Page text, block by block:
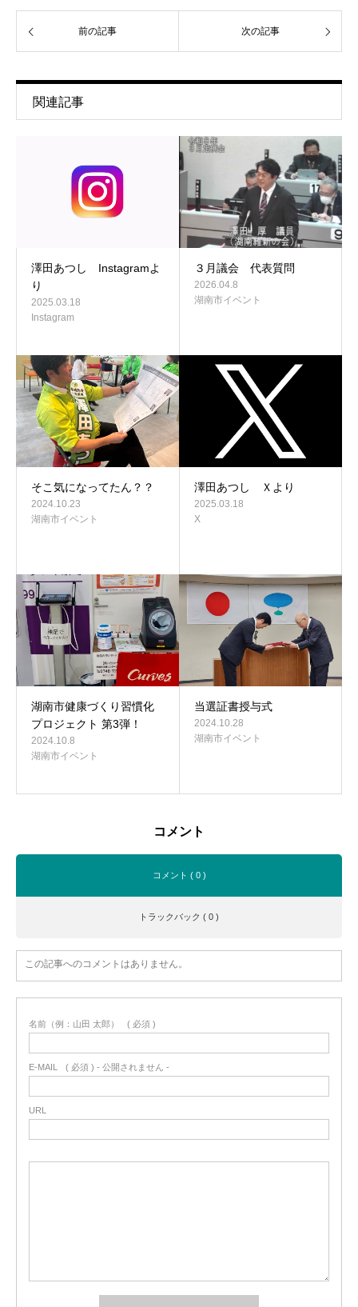
前の記事 次の記事
関連記事
澤田あつし Instagramよ
り
2025.03.18
Instagram
３月議会 代表質問
2026.04.8
湖南市イベント
そこ気になってたん？？
2024.10.23
湖南市イベント
澤田あつし Ｘより
2025.03.18
X
湖南市健康づくり習慣化
プロジェクト 第3弾！
2024.10.8
湖南市イベント
当選証書授与式
2024.10.28
湖南市イベント
コメント
コメント ( 0 )
トラックバック ( 0 )
この記事へのコメントはありません。
名前（例：山田 太郎） ( 必須 )
E-MAIL ( 必須 ) - 公開されません -
URL